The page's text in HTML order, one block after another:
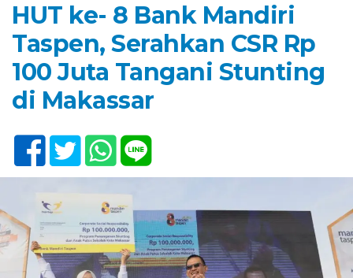
HUT ke- 8 Bank Mandiri
Taspen, Serahkan CSR Rp
100 Juta Tangani Stunting
di Makassar